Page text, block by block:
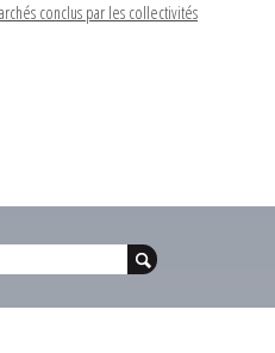
conclus par les collectivités